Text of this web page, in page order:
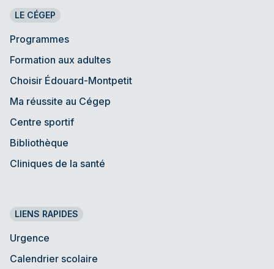
LE CÉGEP
Programmes
Formation aux adultes
Choisir Édouard-Montpetit
Ma réussite au Cégep
Centre sportif
Bibliothèque
Cliniques de la santé
LIENS RAPIDES
Urgence
Calendrier scolaire